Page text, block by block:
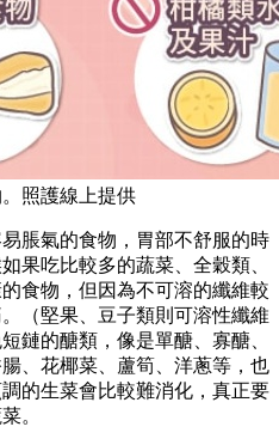
照護線上提供
脹氣的食物，胃部不舒服的時
果吃比較多的蔬菜、全穀類、
食物，但因為不可溶的纖維較
（堅果、豆子類則可溶性纖維
鏈的醣類，像是單醣、寡醣、
、花椰菜、蘆筍、洋蔥等，也
的生菜會比較難消化，真正要
。